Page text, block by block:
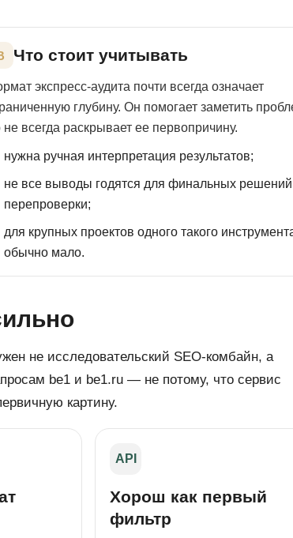
Что стоит учитывать
экспресс-аудита почти всегда означает
глубину. Он помогает заметить
не всегда раскрывает ее первопричину.
нужна ручная интерпретация результатов;
не все выводы годятся для финальных решений
перепроверки;
для крупных проектов одного такого
обычно мало.
не исследовательский SEO-комбайн, а
be1 и be1.ru — не потому, что сервис
картину.
API
Хорош как первый
фильтр